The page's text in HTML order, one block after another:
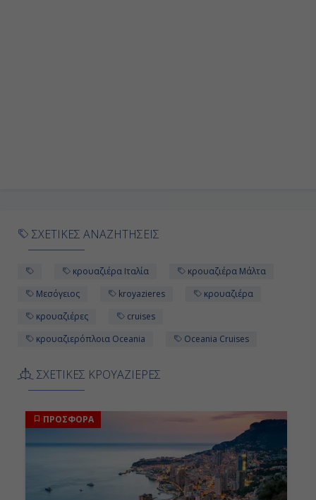
Ημέρα 11η
ΣΧΕΤΙΚΕΣ ΑΝΑΖΗΤΗΣΕΙΣ
κρουαζιέρα Ιταλία
κρουαζιέρα Μάλτα
Μεσόγειος
kroyazieres
κρουαζιέρα
κρουαζιέρες
cruises
κρουαζιερόπλοια Oceania
Oceania Cruises
ΣΧΕΤΙΚΕΣ ΚΡΟΥΑΖΙΕΡΕΣ
ΠΡΟΣΦΟΡΑ